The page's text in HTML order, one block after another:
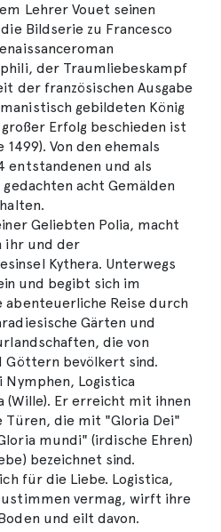
Lehrer Vouet seinen
Bildserie zu Francesco
der Traumliebeskampf
der französischen Ausgabe
gebildeten König
großer Erfolg beschieden ist
Von den ehemals
entstandenen und als
acht Gemälden
Geliebten Polia, macht
ihr und der
Kythera. Unterwegs
und begibt sich im
abenteuerliche Reise durch
Gärten und
die von
Göttern bevölkert sind.
Nymphen, Logistica
(Wille). Er erreicht mit ihnen
Türen, die mit "Gloria Dei"
mundi" (irdische Ehren)
bezeichnet sind.
für die Liebe. Logistica,
vermag, wirft ihre
und eilt davon.